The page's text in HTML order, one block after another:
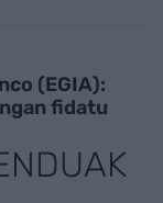
(EGIA):
fidatu